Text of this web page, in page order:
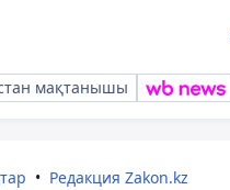
мақтанышы
Редакция Zakon.kz